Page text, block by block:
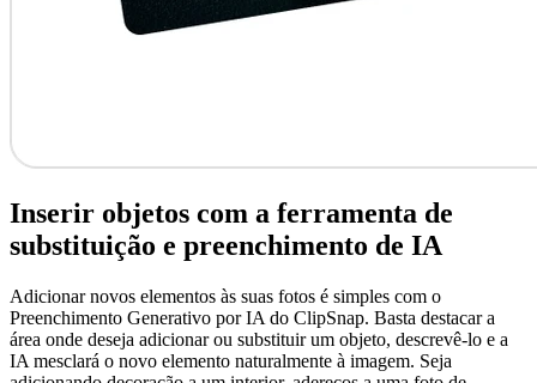
Inserir objetos com a ferramenta de
substituição e preenchimento de IA
Adicionar novos elementos às suas fotos é simples com o
Preenchimento Generativo por IA do ClipSnap. Basta destacar a
área onde deseja adicionar ou substituir um objeto, descrevê-lo e a
IA mesclará o novo elemento naturalmente à imagem. Seja